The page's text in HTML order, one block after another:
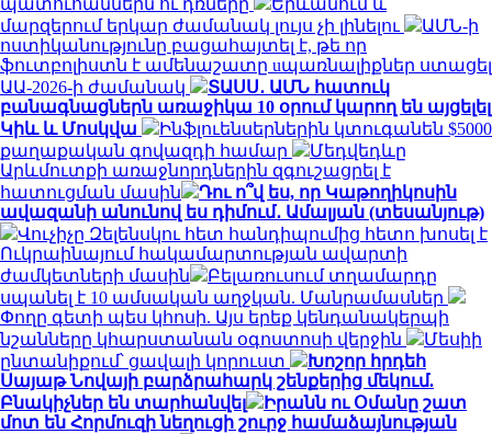
պատուհաններն ու դռները
Երևանում և
մարզերում երկար ժամանակ լույս չի լինելու
ԱՄՆ-ի
ոստիկանությունը բացահայտել է, թե որ
ֆուտբոլիստն է ամենաշատը uպառնալիքներ ստացել
ԱԱ-2026-ի ժամանակ
ՏԱՍՍ․ ԱՄՆ հատուկ
բանագնացներն առաջիկա 10 օրում կարող են այցելել
Կիև և Մոսկվա
Ինֆլուենսերներին կտուգանեն $5000
քաղաքական գովազդի համար
Մեդվեդևը
Արևմուտքի առաջնորդներին զգուշացրել է
հատուցման մասին
Դու ո՞վ ես, որ Կաթողիկոսին
ավազանի անունով ես դիմում․ Ամալյան (տեսանյութ)
Վուչիչը Զելենսկու հետ հանդիպումից հետո խոսել է
Ուկրաինայում հակամարտության ավարտի
ժամկետների մասին
Բելառուսում տղամարդը
սպանել է 10 ամսական աղջկան. Մանրամասներ
Փողը գետի պես կհոսի. Այս երեք կենդանակերպի
նշանները կհարստանան օգոստոսի վերջին
Մեսիի
ընտանիքում՝ ցավալի կորուստ
Խոշոր հրդեհ
Սայաթ Նովայի բարձրահարկ շենքերից մեկում.
Բնակիչներ են տարհանվել
Իրանն ու Օմանը շատ
մոտ են Հորմուզի նեղուցի շուրջ համաձայնության